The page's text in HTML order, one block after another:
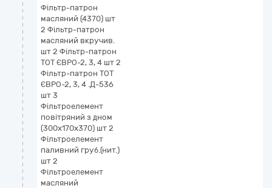
Фільтр-патрон
масляний (4370) шт
2 Фільтр-патрон
масляний вкручив.
шт 2 Фільтр-патрон
ТОТ ЄВРО-2, 3, 4 шт 2
Фільтр-патрон ТОТ
ЄВРО-2, 3, 4 .Д-536
шт 3
Фільтроелемент
повітряний з дном
(300х170х370) шт 2
Фільтроелемент
паливний груб.(нит.)
шт 2
Фільтроелемент
масляний